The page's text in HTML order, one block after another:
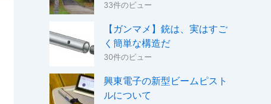
33件のビュー
【ガンマメ】銃は、実はすご
く簡単な構造だ
30件のビュー
興東電子の新型ビームピスト
ルについて